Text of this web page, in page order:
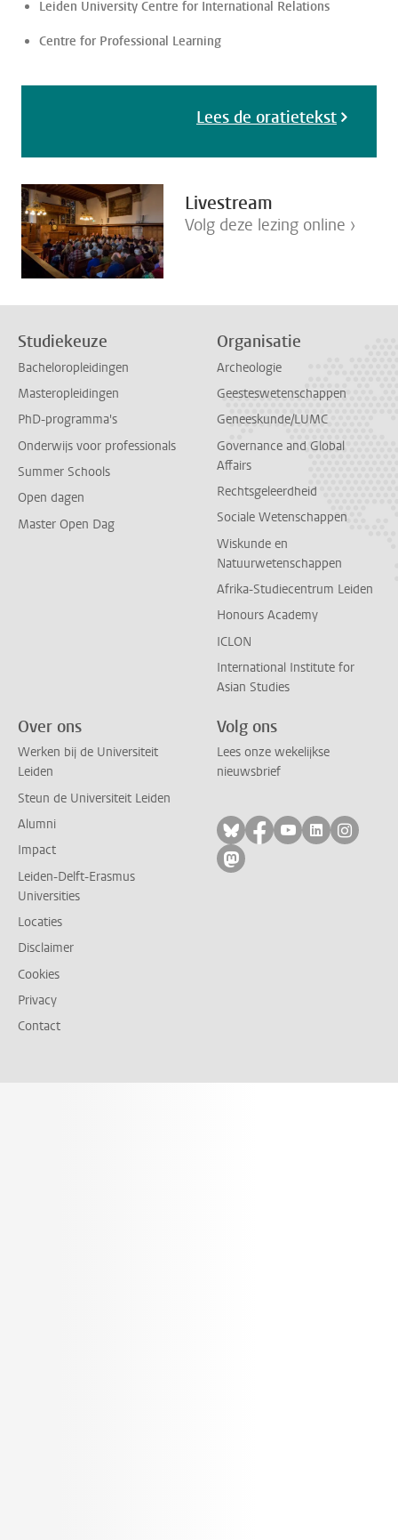
Leiden University Centre for International Relations
Centre for Professional Learning
Lees de oratietekst
Livestream
Volg deze lezing online ›
Studiekeuze
Bacheloropleidingen
Masteropleidingen
PhD-programma's
Onderwijs voor professionals
Summer Schools
Open dagen
Master Open Dag
Organisatie
Archeologie
Geesteswetenschappen
Geneeskunde/LUMC
Governance and Global
Affairs
Rechtsgeleerdheid
Sociale Wetenschappen
Wiskunde en
Natuurwetenschappen
Afrika-Studiecentrum Leiden
Honours Academy
ICLON
International Institute for
Asian Studies
Over ons
Werken bij de Universiteit
Leiden
Steun de Universiteit Leiden
Alumni
Impact
Leiden-Delft-Erasmus
Universities
Locaties
Disclaimer
Cookies
Privacy
Contact
Volg ons
Lees onze wekelijkse
nieuwsbrief
Volg ons op bluesky
Volg ons op
Volg ons op
Volg ons
Volg
Volg ons op mastodon